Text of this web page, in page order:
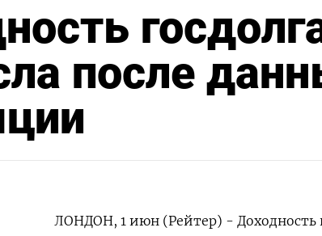
после
ЛОНДОН, 1 июн (Рейтер) - Доходность